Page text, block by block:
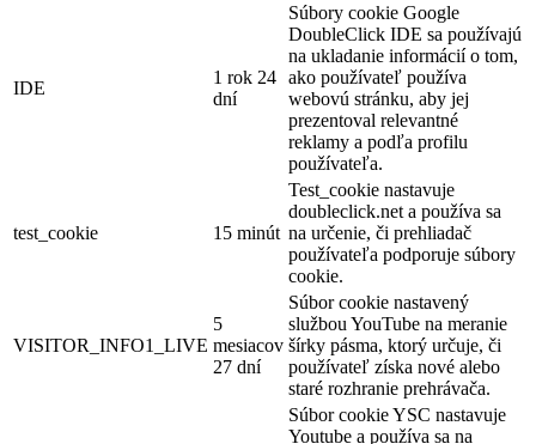
IDE
1 rok 24
dní
Súbory cookie Google
DoubleClick IDE sa používajú
na ukladanie informácií o tom,
ako používateľ používa
webovú stránku, aby jej
prezentoval relevantné
reklamy a podľa profilu
používateľa.
test_cookie 15 minút
Test_cookie nastavuje
doubleclick.net a používa sa
na určenie, či prehliadač
používateľa podporuje súbory
cookie.
VISITOR_INFO1_LIVE
5
mesiacov
27 dní
Súbor cookie nastavený
službou YouTube na meranie
šírky pásma, ktorý určuje, či
používateľ získa nové alebo
staré rozhranie prehrávača.
Súbor cookie YSC nastavuje
Youtube a používa sa na